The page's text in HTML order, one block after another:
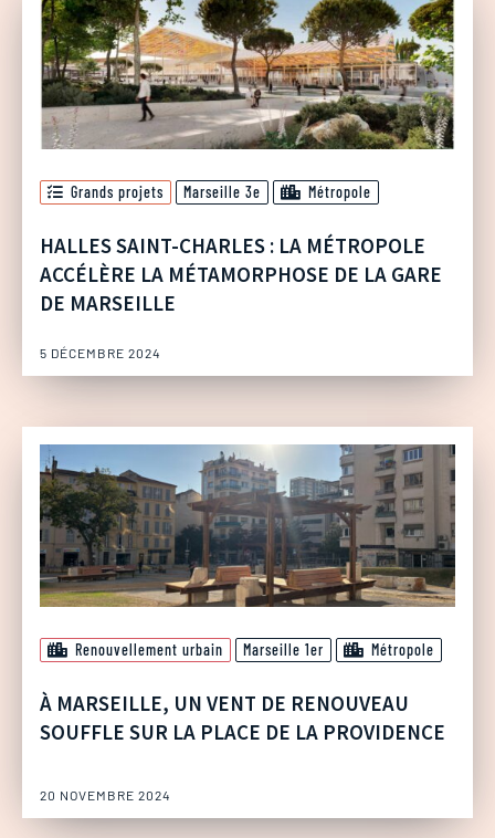
Grands projets Marseille 3e Métropole
HALLES SAINT-CHARLES : LA MÉTROPOLE
ACCÉLÈRE LA MÉTAMORPHOSE DE LA GARE
DE MARSEILLE
5 DÉCEMBRE 2024
Renouvellement urbain Marseille 1er Métropole
À MARSEILLE, UN VENT DE RENOUVEAU
SOUFFLE SUR LA PLACE DE LA PROVIDENCE
20 NOVEMBRE 2024